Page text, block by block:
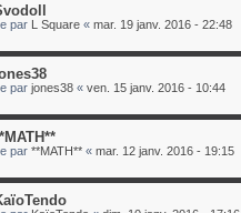
par L Square « mar. 19 janv. 2016 - 22:48
par jones38 « ven. 15 janv. 2016 - 10:44
par **MATH** « mar. 12 janv. 2016 - 19:15